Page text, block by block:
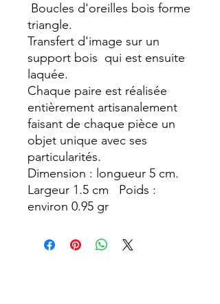
Boucles d'oreilles bois forme
triangle.
Transfert d'image sur un
support bois qui est ensuite
laquée.
Chaque paire est réalisée
entièrement artisanalement
faisant de chaque pièce un
objet unique avec ses
particularités.
Dimension : longueur 5 cm.
Largeur 1.5 cm Poids :
environ 0.95 gr